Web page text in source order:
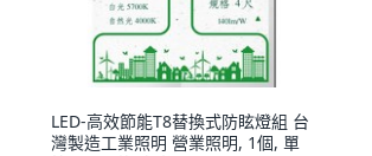
LED-高效節能T8替換式防眩燈組 台
灣製造工業照明 營業照明, 1個, 單